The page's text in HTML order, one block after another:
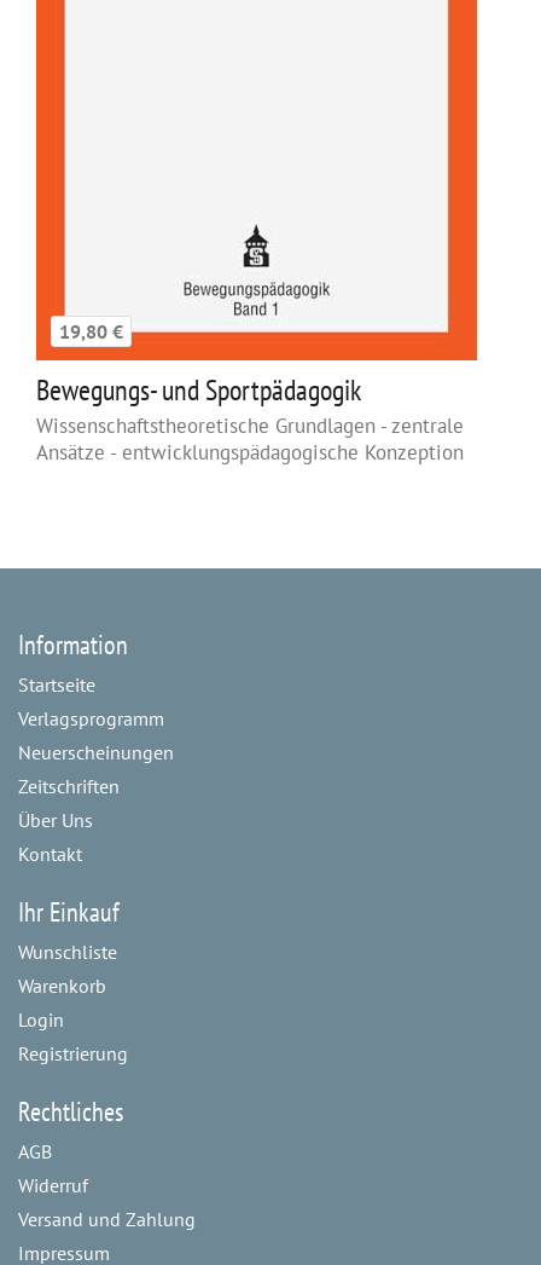
19,80 €
Bewegungs- und Sportpädagogik
Wissenschaftstheoretische Grundlagen - zentrale
Ansätze - entwicklungspädagogische Konzeption
Information
Startseite
Verlagsprogramm
Neuerscheinungen
Zeitschriften
Über Uns
Kontakt
Ihr Einkauf
Wunschliste
Warenkorb
Login
Registrierung
Rechtliches
AGB
Widerruf
Versand und Zahlung
Impressum